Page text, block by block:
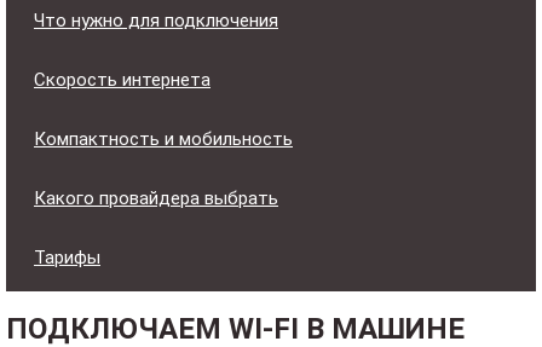
Что нужно для подключения
Скорость интернета
Компактность и мобильность
Какого провайдера выбрать
Тарифы
ПОДКЛЮЧАЕМ WI-FI В МАШИНЕ